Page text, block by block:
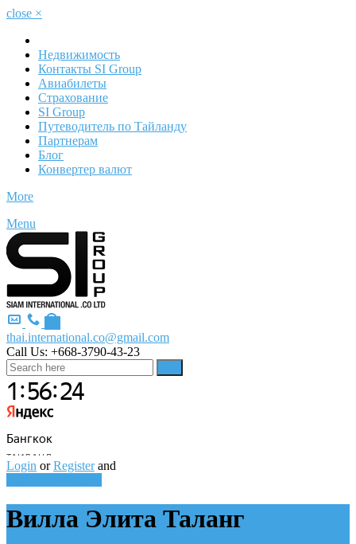
close ×
Недвижимость
Контакты SI Group
Авиабилеты
Страхование
SI Group
Путеводитель по Тайланду
Партнерам
Блог
Конвертер валют
More
Menu
thai.international.co@gmail.com
Call Us: +668-3790-43-23
Login or Register and
Вилла Элита Таланг